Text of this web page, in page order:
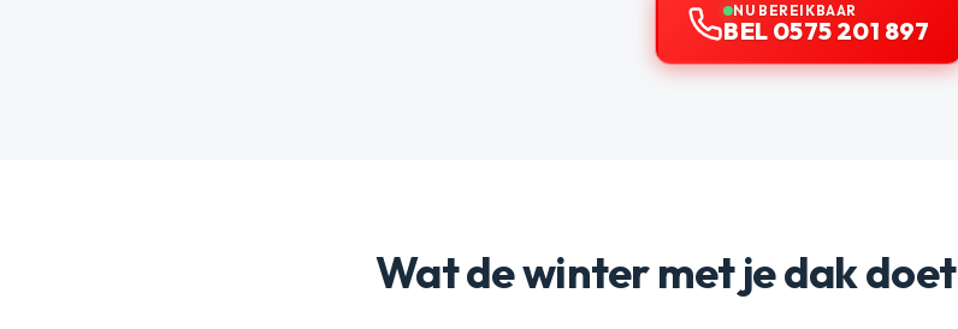
NU BEREIKBAAR
BEL 0575 201 897
Wat de winter met je dak doet